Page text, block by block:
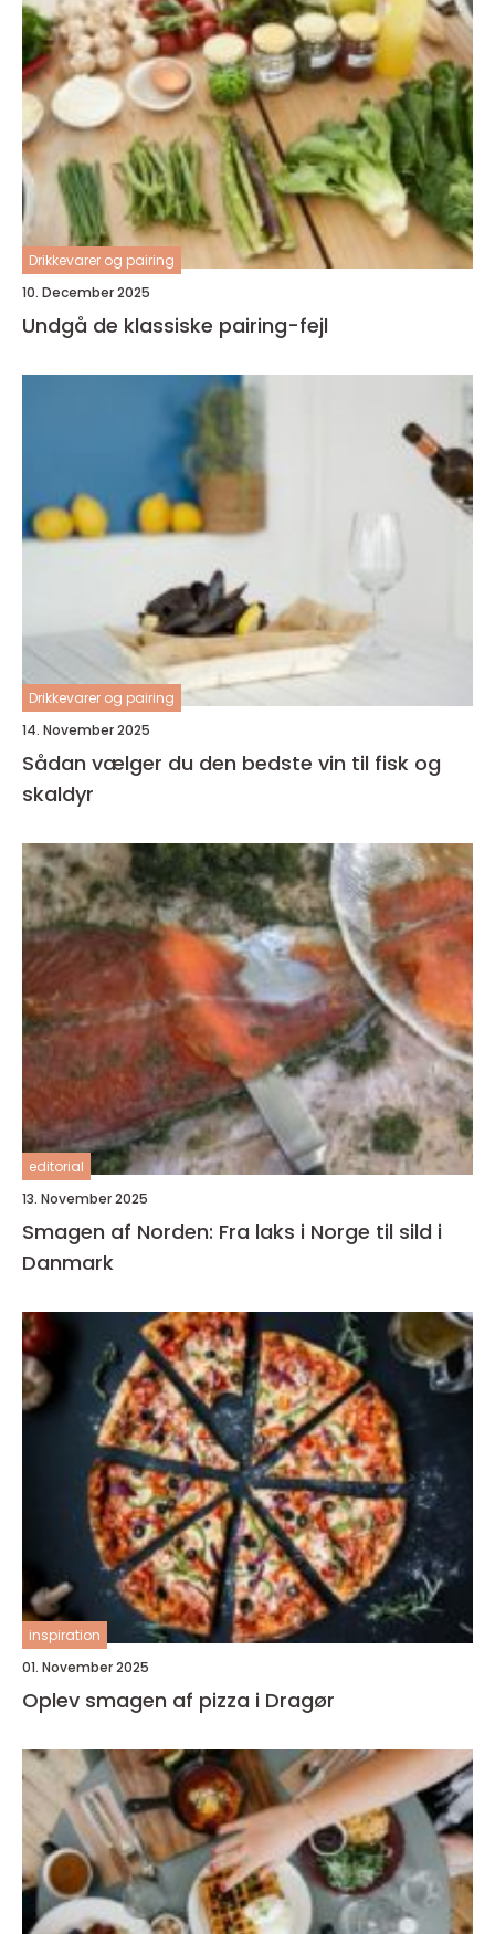
Drikkevarer og pairing
10. December 2025
Undgå de klassiske pairing-fejl
Drikkevarer og pairing
14. November 2025
Sådan vælger du den bedste vin til fisk og
skaldyr
editorial
13. November 2025
Smagen af Norden: Fra laks i Norge til sild i
Danmark
inspiration
01. November 2025
Oplev smagen af pizza i Dragør